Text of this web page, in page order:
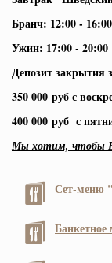
Бранч: 12:00 - 16:00
Ужин: 17:00 - 20:00
Депозит закрытия
350 000 руб с
400 000 руб с
Мы хотим, чтобы
Сет-меню